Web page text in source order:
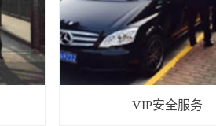
VIP安全服务